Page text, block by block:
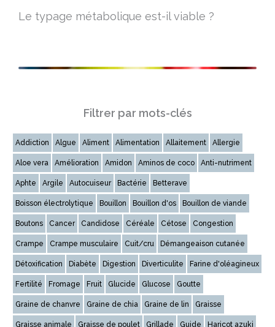
Le typage métabolique est-il viable ?
Filtrer par mots-clés
Addiction Algue Aliment Alimentation Allaitement Allergie
Aloe vera Amélioration Amidon Aminos de coco Anti-nutriment
Aphte Argile Autocuiseur Bactérie Betterave
Boisson électrolytique Bouillon Bouillon d'os Bouillon de viande
Boutons Cancer Candidose Céréale Cétose Congestion
Crampe Crampe musculaire Cuit/cru Démangeaison cutanée
Détoxification Diabète Digestion Diverticulite Farine d'oléagineux
Fertilité Fromage Fruit Glucide Glucose Goutte
Graine de chanvre Graine de chia Graine de lin Graisse
Graisse animale Graisse de poulet Grillade Guide Haricot azuki